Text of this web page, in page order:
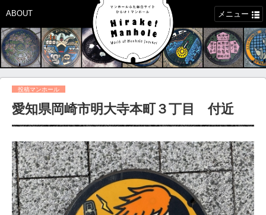
ABOUT メニュー
投稿マンホール
愛知県岡崎市明大寺本町３丁目 付近